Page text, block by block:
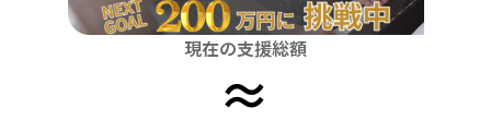
鳥取 島根 岡山 広島 山口
現在の支援総額
≈